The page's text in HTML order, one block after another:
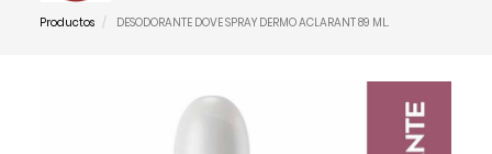
Productos DESODORANTE DOVE SPRAY DERMO ACLARANT 89 ML.